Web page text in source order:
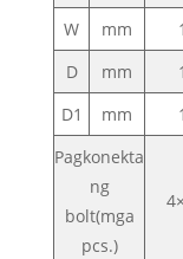
W
mm
D
mm
D1
mm
Pagkonekta
ng
bolt(mga
pcs.)